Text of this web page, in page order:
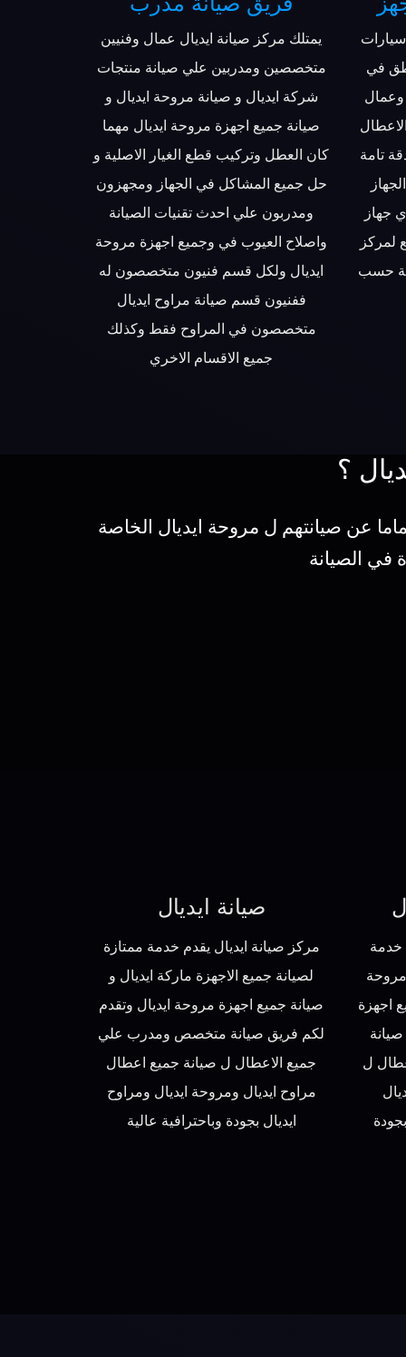
يمتلك مركز صيانة ايديال عمال وفنيين
متخصصين ومدربين علي صيانة منتجات
شركة ايديال و صيانة مروحة ايديال و
صيانة جميع اجهزة مروحة ايديال مهما
كان العطل وتركيب قطع الغيار الاصلية و
حل جميع المشاكل في الجهاز ومجهزون
ومدربون علي احدث تقنيات الصيانة
واصلاح العيوب في وجميع اجهزة مروحة
ايديال ولكل قسم فنيون متخصصون له
ففنيون قسم صيانة مراوح ايديال
متخصصون في المراوح فقط وكذلك
جميع الاقسام الاخري
في
تامة
جهاز
لمركز
حسب
؟
عن صيانتهم ل مروحة ايديال الخاصة
في الصيانة
صيانة ايديال
مركز صيانة ايديال يقدم خدمة ممتازة
لصيانة جميع الاجهزة ماركة ايديال و
صيانة جميع اجهزة مروحة ايديال وتقدم
لكم فريق صيانة متخصص ومدرب علي
جميع الاعطال ل صيانة جميع اعطال
مراوح ايديال ومروحة ايديال ومراوح
ايديال بجودة وباحترافية عالية
خدمة
اجهزة
ل